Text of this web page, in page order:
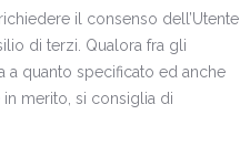
il consenso dell’Utente
di terzi. Qualora fra gli
a quanto specificato ed anche
in merito, si consiglia di